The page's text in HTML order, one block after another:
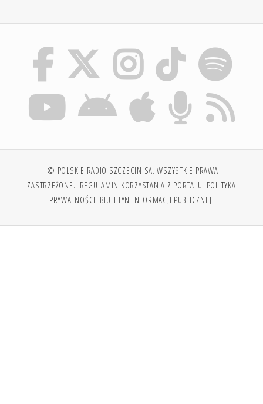
© POLSKIE RADIO SZCZECIN SA. WSZYSTKIE PRAWA
ZASTRZEŻONE. REGULAMIN KORZYSTANIA Z PORTALU POLITYKA
PRYWATNOŚCI BIULETYN INFORMACJI PUBLICZNEJ